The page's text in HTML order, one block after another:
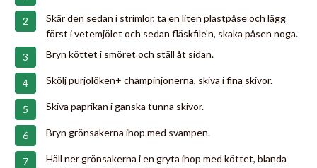
Skär den sedan i strimlor, ta en liten plastpåse och lägg
först i vetemjölet och sedan fläskfile'n, skaka påsen noga.
Bryn köttet i smöret och ställ åt sidan.
Skölj purjolöken+ champinjonerna, skiva i fina skivor.
Skiva paprikan i ganska tunna skivor.
Bryn grönsakerna ihop med svampen.
Häll ner grönsakerna i en gryta ihop med köttet, blanda